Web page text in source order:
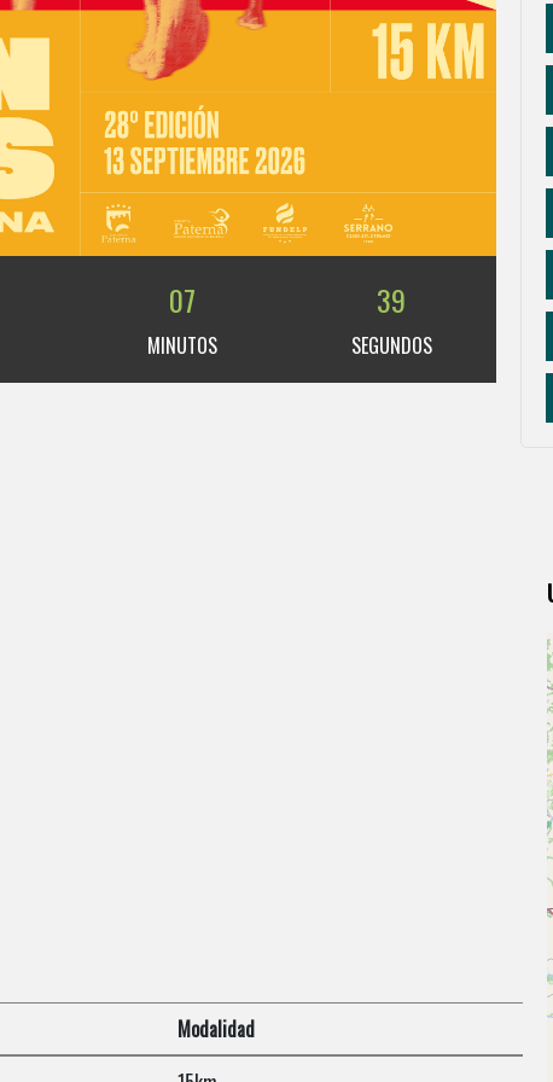
07
MINUTOS
39
SEGUNDOS
Modalidad